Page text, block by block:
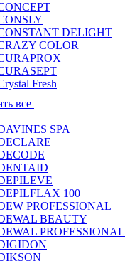
DELIGHT
COLOR
Fresh
все
SPA
100
PROFESSIONAL
BEAUTY
PROFESSIONAL